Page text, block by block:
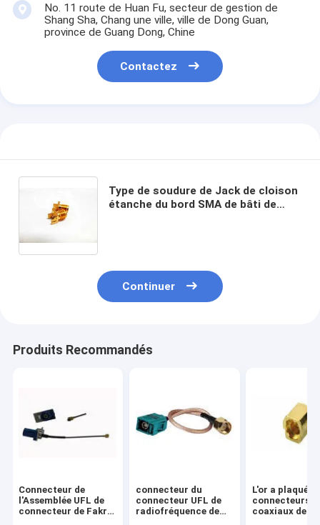
No. 11 route de Huan Fu, secteur de gestion de
Shang Sha, Chang une ville, ville de Dong Guan,
province de Guang Dong, Chine
Contactez
Type de soudure de Jack de cloison
étanche du bord SMA de bâti de
Continuer
Produits Recommandés
Connecteur de
l'Assemblée UFL de
connecteur de Fakra
connecteur du
connecteur UFL de
radiofréquence de
L'or a plaqué
connecteurs
coaxiaux de